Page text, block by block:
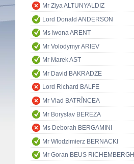
Mr Ziya ALTUNYALDIZ
Lord Donald ANDERSON
Ms Iwona ARENT
Mr Volodymyr ARIEV
Mr Marek AST
Mr David BAKRADZE
Lord Richard BALFE
Mr Vlad BATRÎNCEA
Mr Boryslav BEREZA
Ms Deborah BERGAMINI
Mr Włodzimierz BERNACKI
Mr Goran BEUS RICHEMBERGH